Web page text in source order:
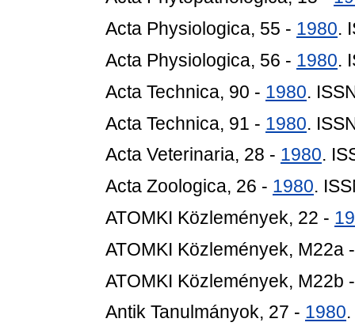
Acta Physiologica, 55 - 1980.
Acta Physiologica, 56 - 1980.
Acta Technica, 90 - 1980.
Acta Technica, 91 - 1980.
Acta Veterinaria, 28 - 1980.
Acta Zoologica, 26 - 1980.
ATOMKI Közlemények, 22 -
ATOMKI Közlemények, M22a
ATOMKI Közlemények, M22b
Antik Tanulmányok, 27 - 1980